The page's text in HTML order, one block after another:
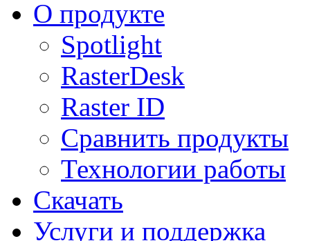
О продукте
Spotlight
RasterDesk
Raster ID
Сравнить продукты
Технологии работы
Скачать
Услуги и поддержка